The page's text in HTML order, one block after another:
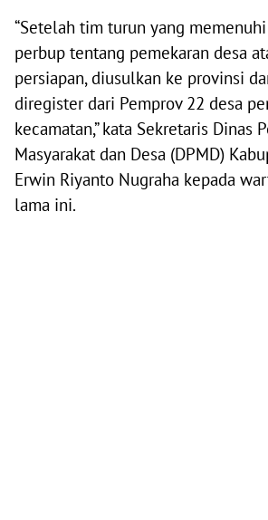
“Setelah tim turun yang
perbup tentang pemekaran desa
persiapan, diusulkan ke provinsi
diregister dari Pemprov 22 desa
kecamatan,” kata Sekretaris Dinas
Masyarakat dan Desa (DPMD)
Erwin Riyanto Nugraha kepada
lama ini.